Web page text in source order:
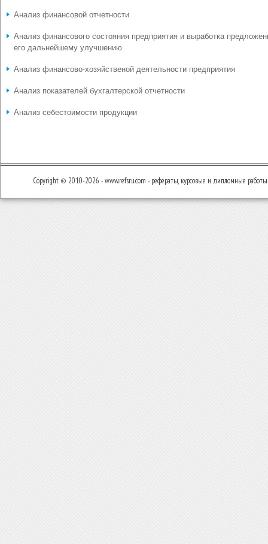
Анализ финансовой отчетности
Анализ финансового состояния предприятия и выработка
его дальнейшему улучшению
Анализ финансово-хозяйственой деятельности предприятия
Анализ показателей бухгалтерской отчетности
Анализ себестоимости продукции
Copyright © 2010-2026 - www.refsru.com - рефераты, курсовые и дипломные работы